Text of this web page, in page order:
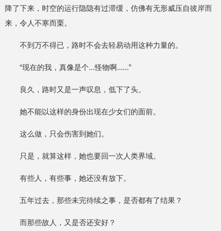
降了下来，时空的运行隐隐有过滞缓，仿佛有无形威压自彼岸而
来，令人不寒而栗。
不到万不得已，路时不会去轻易动用这种力量的。
“现在的我，真像是个...怪物啊......”
良久，路时又是一声叹息，低下了头。
她不能以这样的身份出现在少女们的面前。
这么做，只会伤害到她们。
只是，就算这样，她也要回一次人类界域。
有些人，有些事，她还没有放下。
五年过去，那些未完待续之事，是否都有了结果？
而那些故人，又是否还安好？